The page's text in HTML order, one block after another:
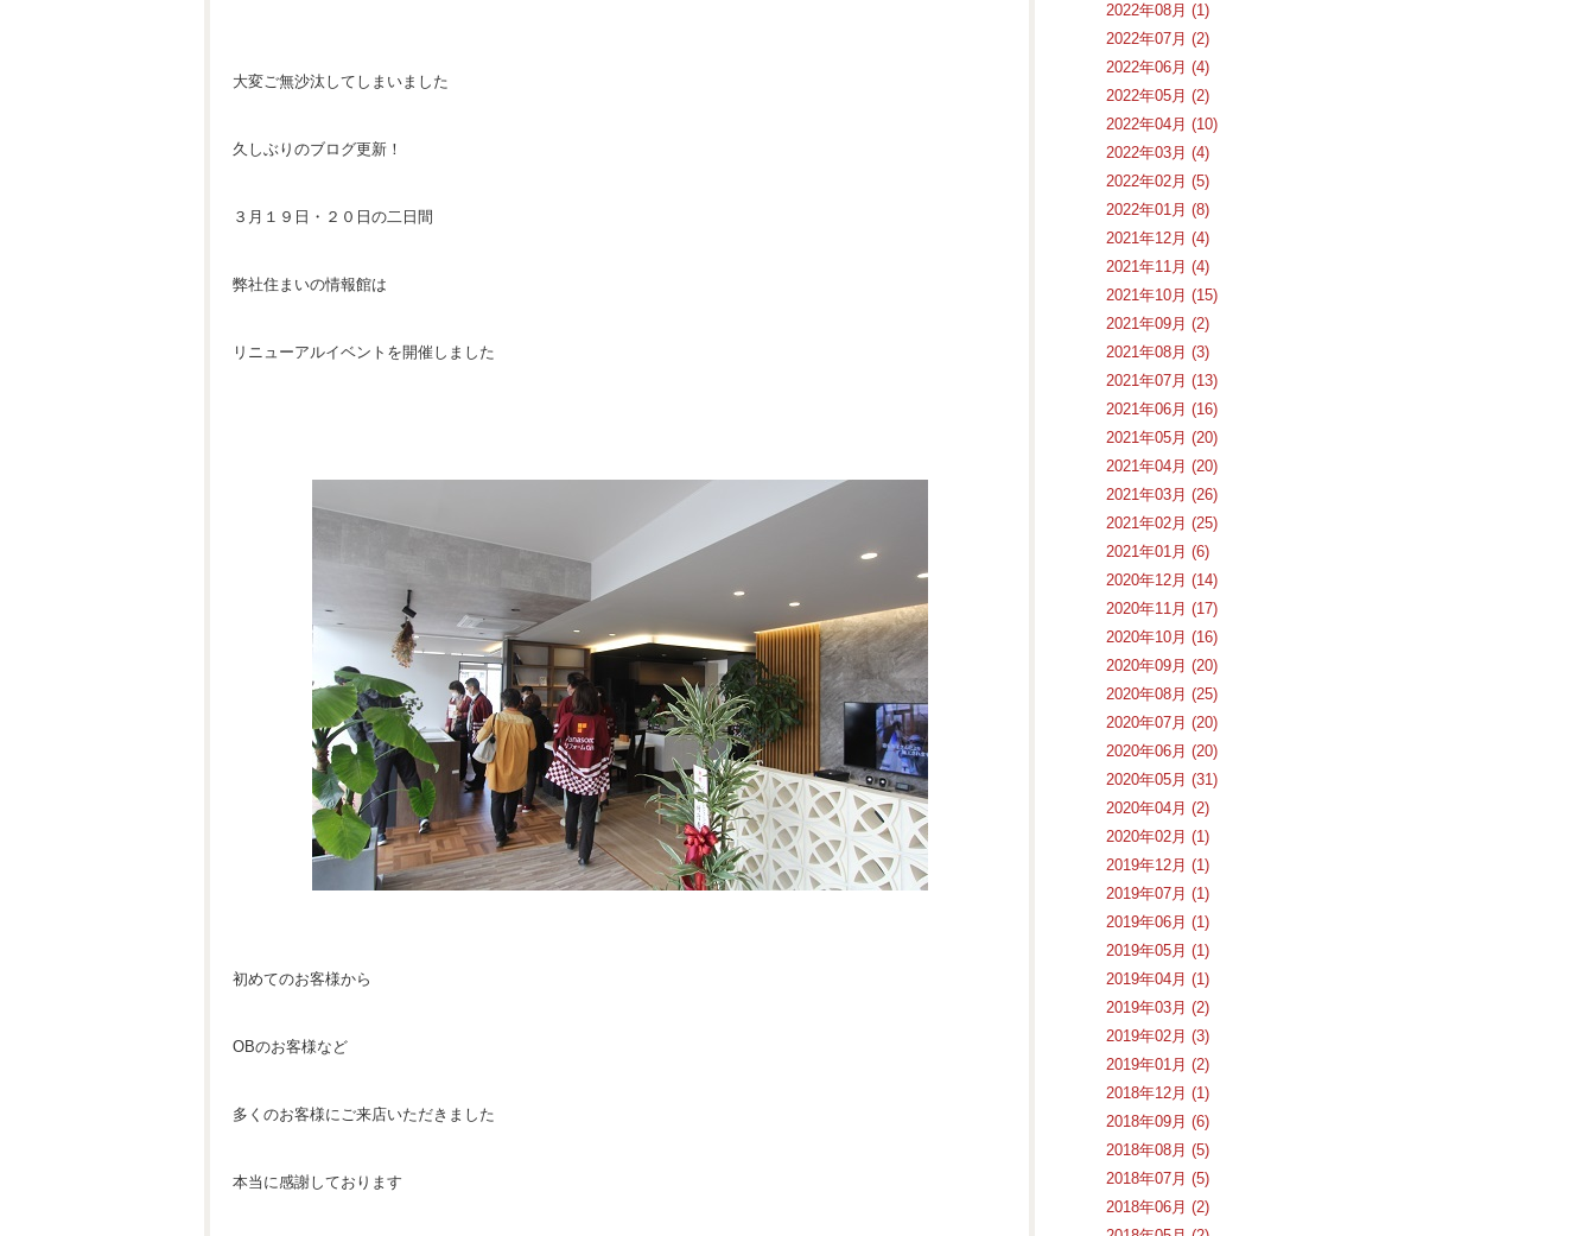
大変ご無沙汰してしまいました
久しぶりのブログ更新！
３月１９日・２０日の二日間
弊社住まいの情報館は
リニューアルイベントを開催しました
初めてのお客様から
OBのお客様など
多くのお客様にご来店いただきました
本当に感謝しております
2022年08月 (1)
2022年07月 (2)
2022年06月 (4)
2022年05月 (2)
2022年04月 (10)
2022年03月 (4)
2022年02月 (5)
2022年01月 (8)
2021年12月 (4)
2021年11月 (4)
2021年10月 (15)
2021年09月 (2)
2021年08月 (3)
2021年07月 (13)
2021年06月 (16)
2021年05月 (20)
2021年04月 (20)
2021年03月 (26)
2021年02月 (25)
2021年01月 (6)
2020年12月 (14)
2020年11月 (17)
2020年10月 (16)
2020年09月 (20)
2020年08月 (25)
2020年07月 (20)
2020年06月 (20)
2020年05月 (31)
2020年04月 (2)
2020年02月 (1)
2019年12月 (1)
2019年07月 (1)
2019年06月 (1)
2019年05月 (1)
2019年04月 (1)
2019年03月 (2)
2019年02月 (3)
2019年01月 (2)
2018年12月 (1)
2018年09月 (6)
2018年08月 (5)
2018年07月 (5)
2018年06月 (2)